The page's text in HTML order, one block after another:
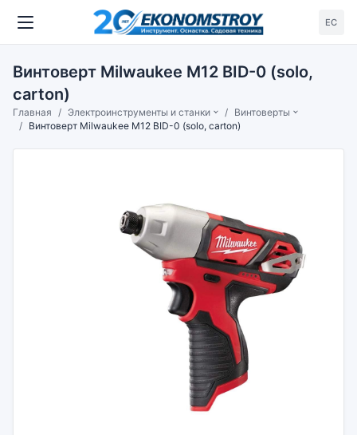
ЕС
Винтоверт Milwaukee M12 BID-0 (solo,
carton)
Главная Электроинструменты и станки
Винтоверты
Винтоверт Milwaukee M12 BID-0 (solo, carton)